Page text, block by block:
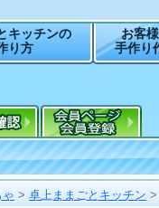
キッチンの
り方
お客
手作り
ゃ >卓上ままごとキッチン >